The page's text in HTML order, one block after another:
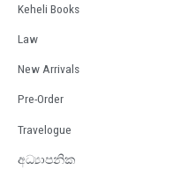
Keheli Books
Law
New Arrivals
Pre-Order
Travelogue
අධ්‍යාපනික